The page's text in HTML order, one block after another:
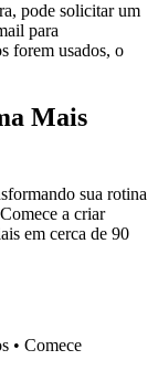
pode solicitar um
para
forem usados, o
Mais
sua rotina
a criar
em cerca de 90
• Comece